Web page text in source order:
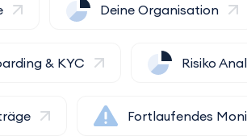
Deine Organisation
& KYC Risiko
Fortlaufendes